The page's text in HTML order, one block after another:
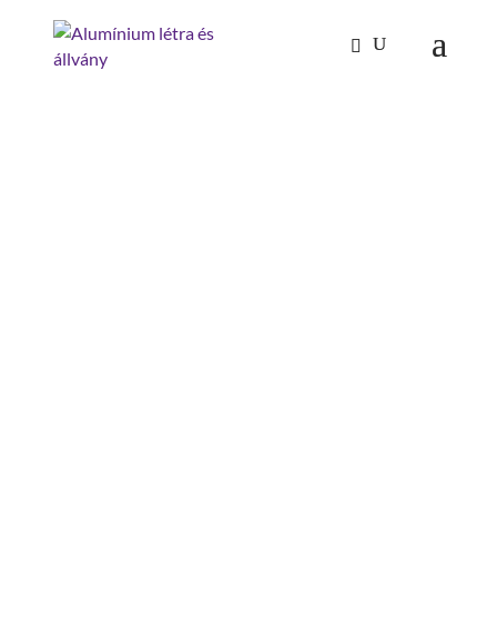
Kezdőlap/Mászástechnika Járólap rendszerek